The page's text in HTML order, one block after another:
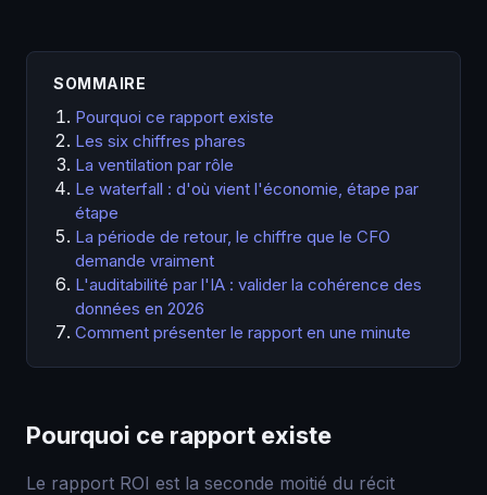
SOMMAIRE
Pourquoi ce rapport existe
Les six chiffres phares
La ventilation par rôle
Le waterfall : d'où vient l'économie, étape par
étape
La période de retour, le chiffre que le CFO
demande vraiment
L'auditabilité par l'IA : valider la cohérence des
données en 2026
Comment présenter le rapport en une minute
Pourquoi ce rapport existe
Le rapport ROI est la seconde moitié du récit